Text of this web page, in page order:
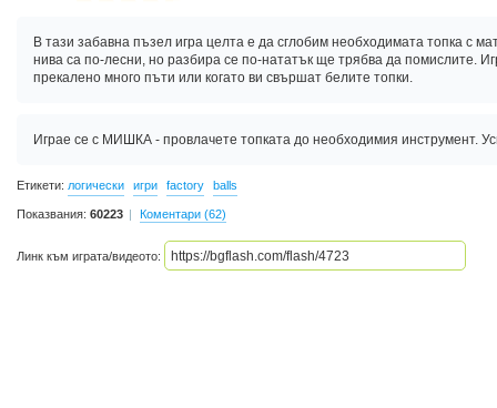
В тази забавна пъзел игра целта е да сглобим необходимата топка с
нива са по-лесни, но разбира се по-нататък ще трябва да помислите.
прекалено много пъти или когато ви свършат белите топки.
Играе се с МИШКА - провлачете топката до необходимия инструмент.
Етикети: логически игри factory balls
Показвания: 60223 Коментари (62)
Линк към играта/видеото: